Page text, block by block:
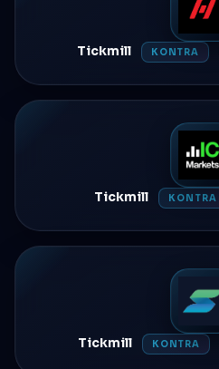
Tickmill KONTRA
Tickmill KONTRA
Tickmill KONTRA